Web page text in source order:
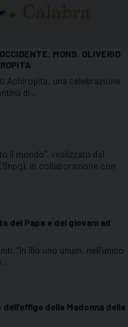
MONS. OLIVERIO
Achiropita, una celebrazione
di...
il mondo”, realizzato dal
in collaborazione con
del Papa e dei giovani ad
“In illo uno unum, nell’unico
della Madonna della